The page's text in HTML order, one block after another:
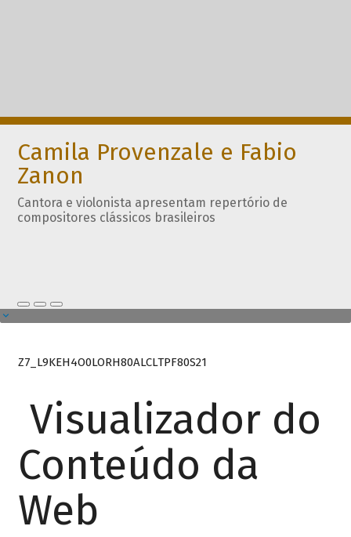
Camila Provenzale e Fabio
Zanon
Cantora e violonista apresentam repertório de
compositores clássicos brasileiros
Z7_L9KEH4O0LORH80ALCLTPF80S21
Visualizador do
Conteúdo da
Web